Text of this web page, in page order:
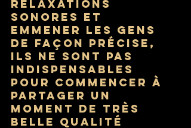
relaxations
sonores et
emmener les gens
de façon précise,
ils ne sont pas
indispensables
pour commencer à
partager un
moment de très
belle qualité